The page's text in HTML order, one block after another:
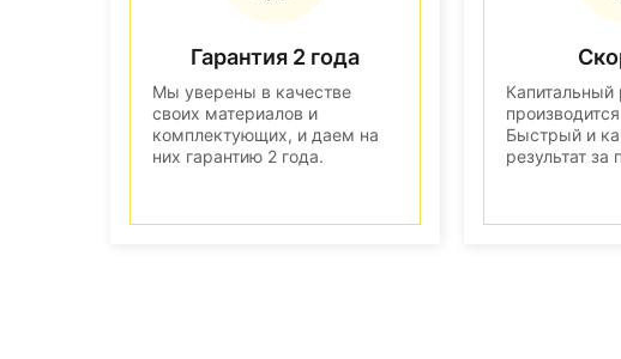
Гарантия 2 года
Мы уверены в качестве
своих материалов и
комплектующих, и даем на
них гарантию 2 года.
Быстрый и
результат за